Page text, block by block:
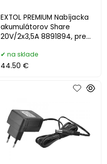
EXTOL PREMIUM Nabíjacka
akumulátorov Share
20V/2x3,5A 8891894, pre
na sklade
44.50 €